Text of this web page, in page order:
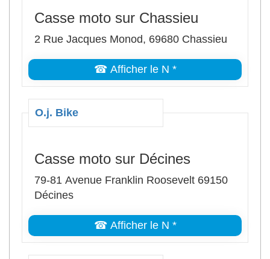
Casse moto sur Chassieu
2 Rue Jacques Monod, 69680 Chassieu
☎ Afficher le N *
O.j. Bike
Casse moto sur Décines
79-81 Avenue Franklin Roosevelt 69150
Décines
☎ Afficher le N *